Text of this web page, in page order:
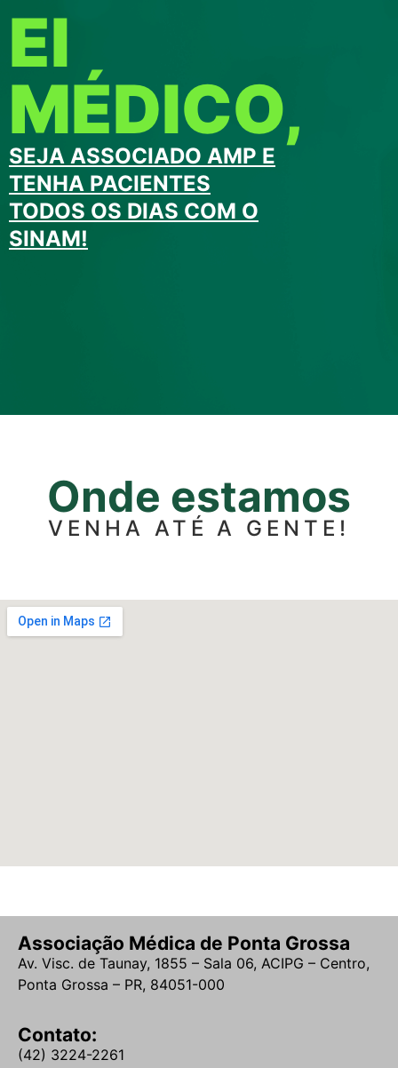
EI
MÉDICO,
SEJA ASSOCIADO AMP E
TENHA PACIENTES
TODOS OS DIAS COM O
SINAM!
Onde estamos
VENHA ATÉ A GENTE!
Associação Médica de Ponta Grossa
Av. Visc. de Taunay, 1855 – Sala 06, ACIPG – Centro,
Ponta Grossa – PR, 84051-000
Contato:
(42) 3224-2261